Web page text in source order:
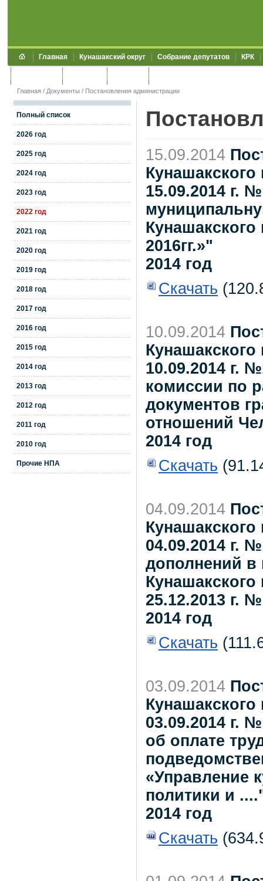
Главная Кунашакский округ Собрание депутатов КРК
Главная / Документы / Постановления администрации
Полный список
2026 год
2025 год
2024 год
2023 год
2022 год
2021 год
2020 год
2019 год
2018 год
2017 год
2016 год
2015 год
2014 год
2013 год
2012 год
2011 год
2010 год
Прочие НПА
15.09.2014
15.09.2014 г.
2016гг.»"
2014 год
Скачать
10.09.2014
10.09.2014 г.
комиссии по
документов
отношений
2014 год
Скачать
04.09.2014
04.09.2014 г.
дополнений в
25.12.2013 г.
2014 год
Скачать
03.09.2014
03.09.2014 г.
об оплате
«Управление
политики и
2014 год
Скачать